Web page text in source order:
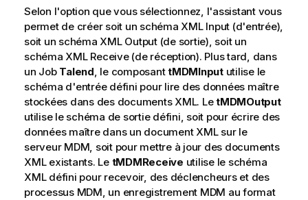
f
o
r
m
a
t
i
o
n
s
Selon l'option que vous sélectionnez, l'assistant vous
permet de créer soit un schéma XML Input (d'entrée),
soit un schéma XML Output (de sortie), soit un
schéma XML Receive (de réception). Plus tard, dans
un Job Talend, le composanttMDMInpututilise le
schéma d'entrée défini pour lire des données maître
stockées dans des documents XML. LetMDMOutput
utilise le schéma de sortie défini, soit pour écrire des
données maître dans un document XML sur le
serveur MDM, soit pour mettre à jour des documents
XML existants. Le tMDMReceive utilise le schéma
XML défini pour recevoir, des déclencheurs et des
processus MDM, un enregistrement MDM au format